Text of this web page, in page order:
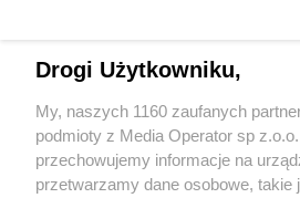
Śmiertelnie niebezpieczna
energetycznym. Samochód
6 / 8
Wydawca mediów lokalnych
Drogi Użytkowniku,
My, naszych 1160 zaufanych
podmioty z Media Operator sp
przechowujemy informacje na
przetwarzamy dane osobowe, takie